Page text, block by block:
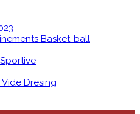
Basket-ball
Dresing